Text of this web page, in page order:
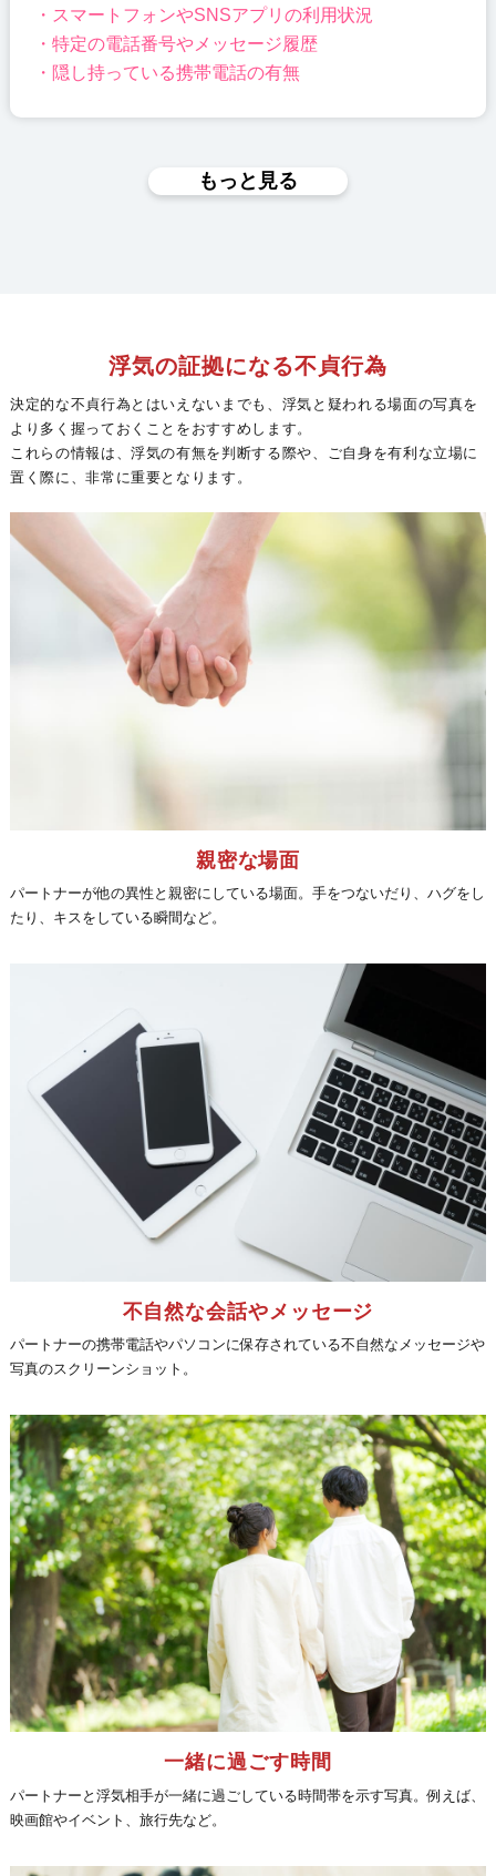
・スマートフォンやSNSアプリの利用状況
・特定の電話番号やメッセージ履歴
・隠し持っている携帯電話の有無
もっと見る
浮気の証拠になる不貞行為
決定的な不貞行為とはいえないまでも、浮気と疑われる場面の写真を
より多く握っておくことをおすすめします。
これらの情報は、浮気の有無を判断する際や、ご自身を有利な立場に
置く際に、非常に重要となります。
親密な場面
パートナーが他の異性と親密にしている場面。手をつないだり、ハグをし
たり、キスをしている瞬間など。
不自然な会話やメッセージ
パートナーの携帯電話やパソコンに保存されている不自然なメッセージや
写真のスクリーンショット。
一緒に過ごす時間
パートナーと浮気相手が一緒に過ごしている時間帯を示す写真。例えば、
映画館やイベント、旅行先など。